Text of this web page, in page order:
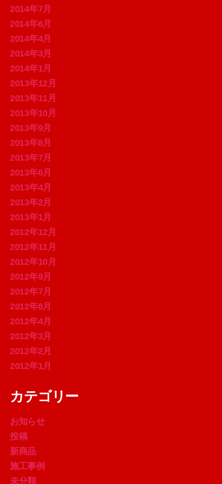
2014年7月
2014年6月
2014年4月
2014年3月
2014年1月
2013年12月
2013年11月
2013年10月
2013年9月
2013年8月
2013年7月
2013年6月
2013年4月
2013年2月
2013年1月
2012年12月
2012年11月
2012年10月
2012年9月
2012年7月
2012年6月
2012年4月
2012年3月
2012年2月
2012年1月
カテゴリー
お知らせ
投稿
新商品
施工事例
未分類